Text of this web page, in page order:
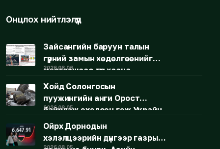
Онцлох нийтлэлүүд
Зайсангийн баруун талын
гүүрний замын хөдөлгөөнийг
маргаашаас түр хаана
2026.08.06
Хойд Солонгосын
пуужингийн анги Орост
байрлаж эхэлсэн гэж Украйн
мэдэгдлээ
2026.08.05
Ойрх Дорнодын
хэлэлцээрийн дүнгээр газрын
2026.08.05